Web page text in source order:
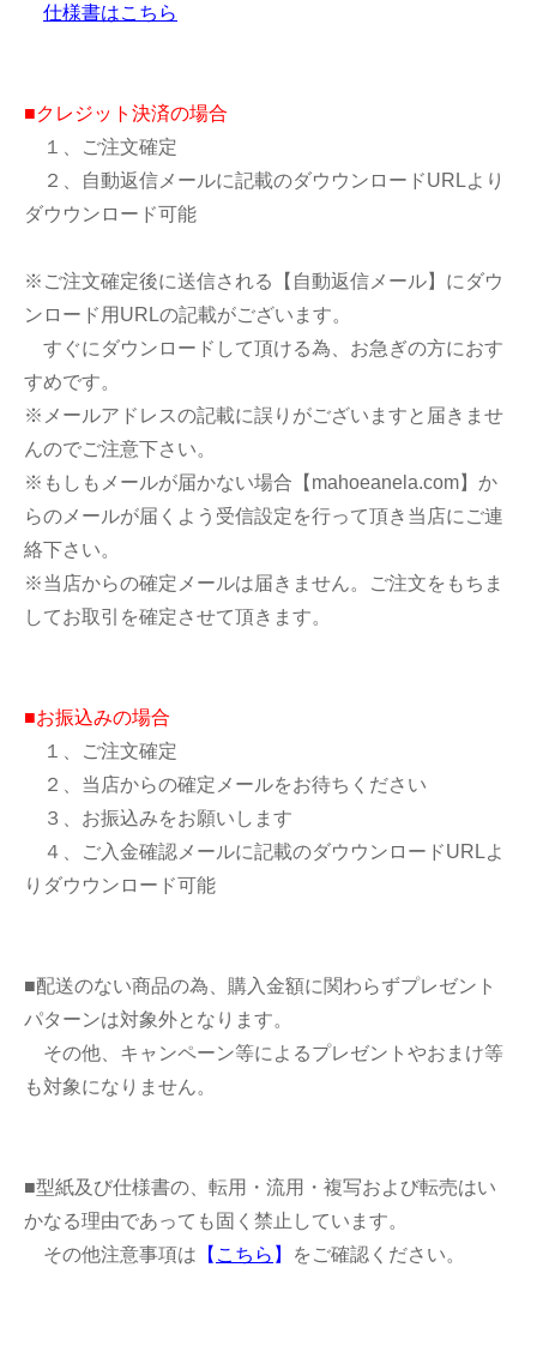
仕様書はこちら
■クレジット決済の場合
１、ご注文確定
２、自動返信メールに記載のダウウンロードURLより
ダウウンロード可能
※ご注文確定後に送信される【自動返信メール】にダウ
ンロード用URLの記載がございます。
すぐにダウンロードして頂ける為、お急ぎの方におす
すめです。
※メールアドレスの記載に誤りがございますと届きませ
んのでご注意下さい。
※もしもメールが届かない場合【mahoeanela.com】か
らのメールが届くよう受信設定を行って頂き当店にご連
絡下さい。
※当店からの確定メールは届きません。ご注文をもちま
してお取引を確定させて頂きます。
■お振込みの場合
１、ご注文確定
２、当店からの確定メールをお待ちください
３、お振込みをお願いします
４、ご入金確認メールに記載のダウウンロードURLよ
りダウウンロード可能
■配送のない商品の為、購入金額に関わらずプレゼント
パターンは対象外となります。
その他、キャンペーン等によるプレゼントやおまけ等
も対象になりません。
■型紙及び仕様書の、転用・流用・複写および転売はい
かなる理由であっても固く禁止しています。
その他注意事項は 【 こちら 】 をご確認ください。